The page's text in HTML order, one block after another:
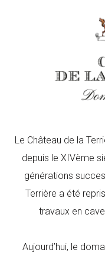
Le Château de la
depuis le XIVème
générations
Terrière a été
travaux en
Aujourd’hui, le